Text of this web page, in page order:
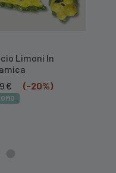
Limoni In
€
prezzo
attuale
(-20%)